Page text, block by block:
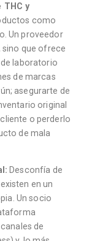
THC y
como
Un proveedor
sino que ofrece
laboratorio
de marcas
asegurarte de
original
o perderlo
de mala
Desconfía de
en un
Un socio
de